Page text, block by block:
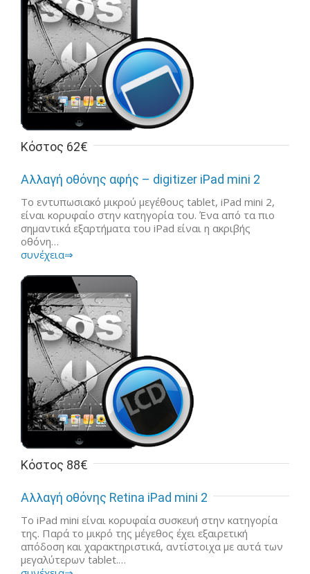
Κόστος 62€
Αλλαγή οθόνης αφής – digitizer iPad mini 2
Το εντυπωσιακό μικρού μεγέθους tablet, iPad mini 2,
είναι κορυφαίο στην κατηγορία του. Ένα από τα πιο
σημαντικά εξαρτήματα του iPad είναι η ακριβής
οθόνη…
συνέχεια⇒
Κόστος 88€
Αλλαγή οθόνης Retina iPad mini 2
Το iPad mini είναι κορυφαία συσκευή στην κατηγορία
της. Παρά το μικρό της μέγεθος έχει εξαιρετική
απόδοση και χαρακτηριστικά, αντίστοιχα με αυτά των
μεγαλύτερων tablet.…